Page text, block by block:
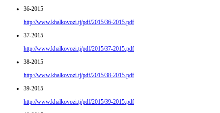
36-2015
http://www.khalkovozi.tj/pdf/2015/36-2015.pdf
37-2015
http://www.khalkovozi.tj/pdf/2015/37-2015.pdf
38-2015
http://www.khalkovozi.tj/pdf/2015/38-2015.pdf
39-2015
http://www.khalkovozi.tj/pdf/2015/39-2015.pdf